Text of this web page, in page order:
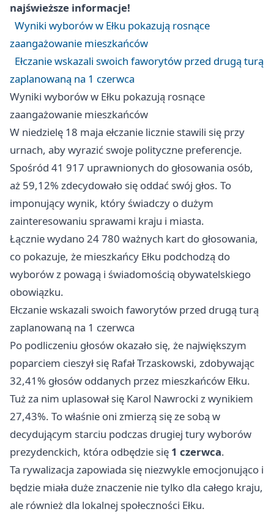
najświeższe informacje!
Wyniki wyborów w Ełku pokazują rosnące
zaangażowanie mieszkańców
Ełczanie wskazali swoich faworytów przed drugą turą
zaplanowaną na 1 czerwca
Wyniki wyborów w Ełku pokazują rosnące
zaangażowanie mieszkańców
W niedzielę 18 maja ełczanie licznie stawili się przy
urnach, aby wyrazić swoje polityczne preferencje.
Spośród 41 917 uprawnionych do głosowania osób,
aż 59,12% zdecydowało się oddać swój głos. To
imponujący wynik, który świadczy o dużym
zainteresowaniu sprawami kraju i miasta.
Łącznie wydano 24 780 ważnych kart do głosowania,
co pokazuje, że mieszkańcy Ełku podchodzą do
wyborów z powagą i świadomością obywatelskiego
obowiązku.
Ełczanie wskazali swoich faworytów przed drugą turą
zaplanowaną na 1 czerwca
Po podliczeniu głosów okazało się, że największym
poparciem cieszył się Rafał Trzaskowski, zdobywając
32,41% głosów oddanych przez mieszkańców Ełku.
Tuż za nim uplasował się Karol Nawrocki z wynikiem
27,43%. To właśnie oni zmierzą się ze sobą w
decydującym starciu podczas drugiej tury wyborów
prezydenckich, która odbędzie się 1 czerwca.
Ta rywalizacja zapowiada się niezwykle emocjonująco i
będzie miała duże znaczenie nie tylko dla całego kraju,
ale również dla lokalnej społeczności Ełku.